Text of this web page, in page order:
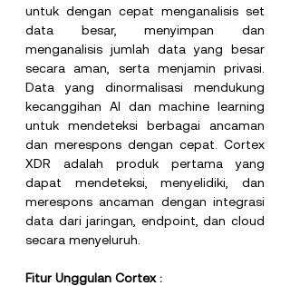
untuk dengan cepat menganalisis set
data besar, menyimpan dan
menganalisis jumlah data yang besar
secara aman, serta menjamin privasi.
Data yang dinormalisasi mendukung
kecanggihan AI dan machine learning
untuk mendeteksi berbagai ancaman
dan merespons dengan cepat. Cortex
XDR adalah produk pertama yang
dapat mendeteksi, menyelidiki, dan
merespons ancaman dengan integrasi
data dari jaringan, endpoint, dan cloud
secara menyeluruh.
Fitur Unggulan Cortex :